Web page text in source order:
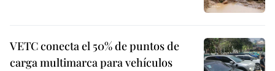
VETC conecta el 50% de puntos de
carga multimarca para vehículos